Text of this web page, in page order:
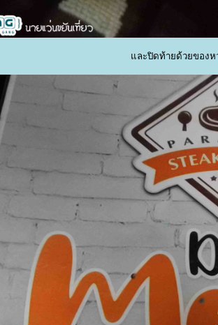
ละปิดท้ายด้วยของห